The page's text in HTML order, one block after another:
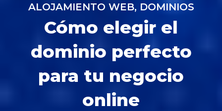
ALOJAMIENTO WEB, DOMINIOS
Cómo elegir el
dominio perfecto
para tu negocio
online